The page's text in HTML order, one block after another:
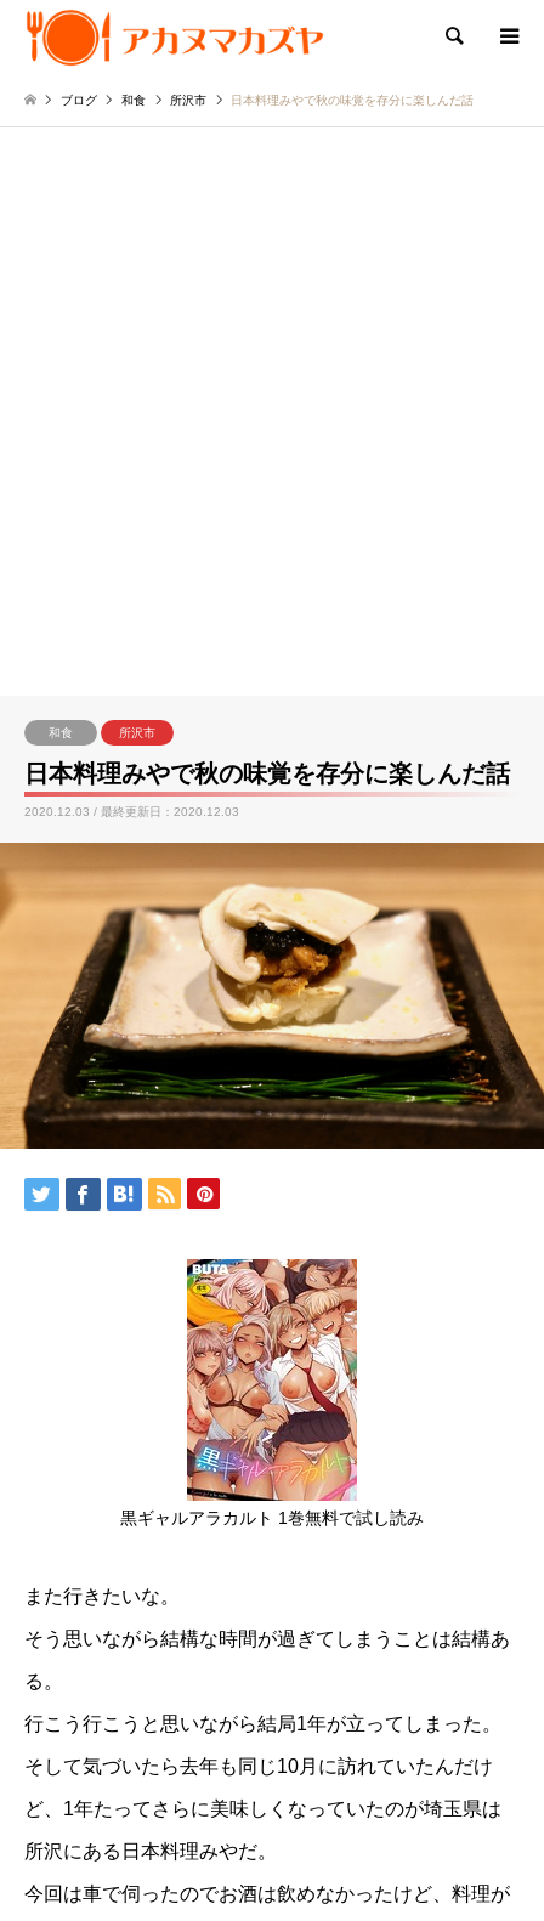
検索
ブログ 和食 所沢市 日本料理みやで秋の味覚を存分に楽しんだ話
和食 所沢市
日本料理みやで秋の味覚を存分に楽しんだ話
2020.12.03 / 最終更新日：2020.12.03
黒ギャルアラカルト 1巻無料で試し読み
また行きたいな。
そう思いながら結構な時間が過ぎてしまうことは結構あ
る。
行こう行こうと思いながら結局1年が立ってしまった。
そして気づいたら去年も同じ10月に訪れていたんだけ
ど、1年たってさらに美味しくなっていたのが埼玉県は
所沢にある日本料理みやだ。
今回は車で伺ったのでお酒は飲めなかったけど、料理が